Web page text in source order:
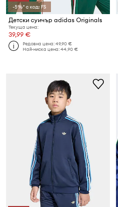
-5%* с код: FS
Детски суичър adidas Originals
Текуща цена:
39,99 €
Редовна цена:49,90 €
Най-ниска цена:44,90 €